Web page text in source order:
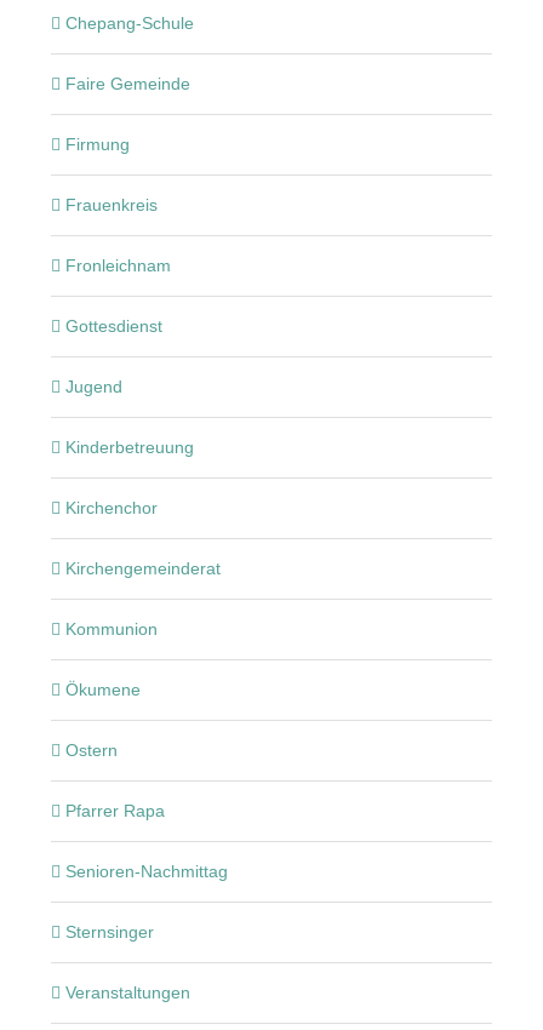
Chepang-Schule
Faire Gemeinde
Firmung
Frauenkreis
Fronleichnam
Gottesdienst
Jugend
Kinderbetreuung
Kirchenchor
Kirchengemeinderat
Kommunion
Ökumene
Ostern
Pfarrer Rapa
Senioren-Nachmittag
Sternsinger
Veranstaltungen